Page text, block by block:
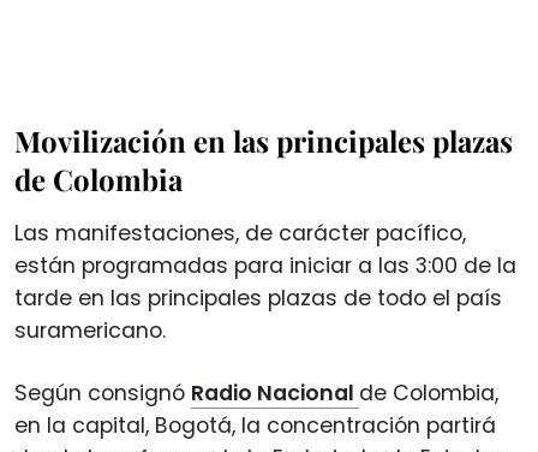
Movilización en las principales plazas
de Colombia
Las manifestaciones, de carácter pacífico,
están programadas para iniciar a las 3:00 de la
tarde en las principales plazas de todo el país
suramericano.
Según consignó Radio Nacional de Colombia,
en la capital, Bogotá, la concentración partirá